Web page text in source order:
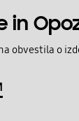
in
obvestila o